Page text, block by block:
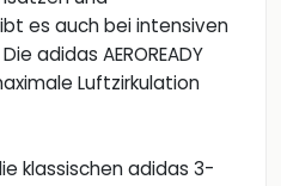
es auch bei intensiven
adidas AEROREADY
Luftzirkulation
klassischen adidas 3-